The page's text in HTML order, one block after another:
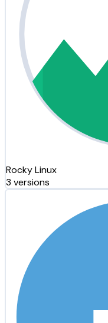
Rocky Linux
3 versions